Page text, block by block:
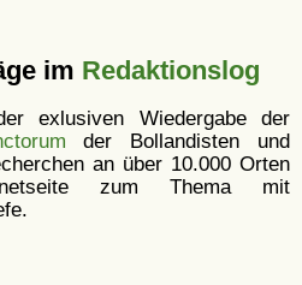
im Redaktionslog
exlusiven Wiedergabe der
der Bollandisten und
an über 10.000 Orten
zum Thema mit